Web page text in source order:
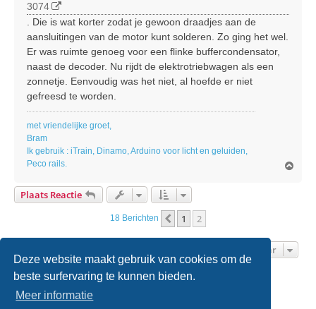
Deze website maakt gebruik van cookies om de
beste surfervaring te kunnen bieden.
Meer informatie
3074
. Die is wat korter zodat je gewoon draadjes aan de
aansluitingen van de motor kunt solderen. Zo ging het wel.
Er was ruimte genoeg voor een flinke buffercondensator,
naast de decoder. Nu rijdt de elektrotriebwagen als een
zonnetje. Eenvoudig was het niet, al hoefde er niet
gefreesd te worden.
met vriendelijke groet,
Bram
Ik gebruik : iTrain, Dinamo, Arduino voor licht en geluiden,
Peco rails.
Plaats Reactie
18 Berichten Vorige
1 2
Ga Naar
Home Forumoverzicht